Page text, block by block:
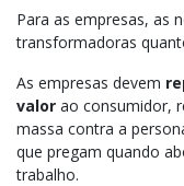
Para as empresas, as
transformadoras
As empresas devem
valor ao consumidor,
massa contra a
que pregam quando
trabalho.